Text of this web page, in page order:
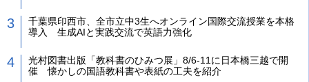
千葉県印西市、全市立中3生へオンライン国際交流授業を本格
導入 生成AIと実践交流で英語力強化
光村図書出版「教科書のひみつ展」8/6-11に日本橋三越で開
催 懐かしの国語教科書や表紙の工夫を紹介